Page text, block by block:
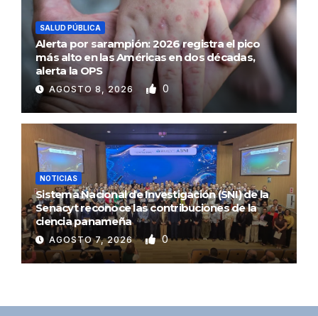
SALUD PÚBLICA
Alerta por sarampión: 2026 registra el pico
más alto en las Américas en dos décadas,
alerta la OPS
AGOSTO 8, 2026 0
NOTICIAS
Sistema Nacional de Investigación (SNI) de la
Senacyt reconoce las contribuciones de la
ciencia panameña
AGOSTO 7, 2026 0